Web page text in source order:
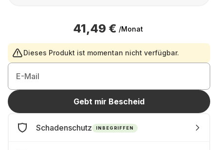
41,49 € /Monat
Dieses Produkt ist momentan nicht verfügbar.
E-Mail
Gebt mir Bescheid
Schadenschutz INBEGRIFFEN